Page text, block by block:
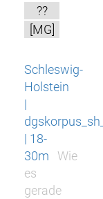
??
[MG]
Schleswig-
Holstein
|
| 18-
30m
Wie
es
gerade